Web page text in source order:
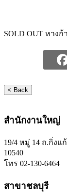
SOLD OUT หางก้
< Back
สำนักงานใหญ่
19/4 หมู่ 14 ถ.กิ่งแ
10540
โทร 02-130-6464
สาขาชลบุรี